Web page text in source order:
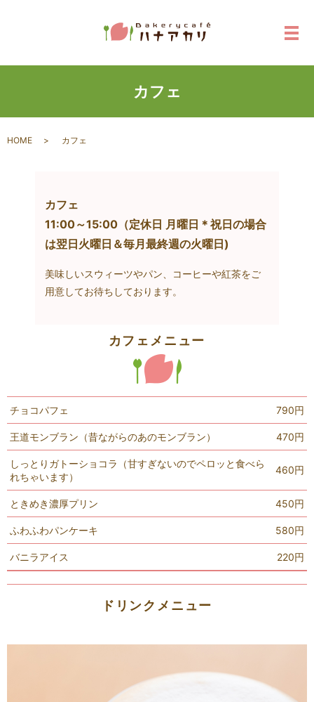
メ
カフェ
HOME カフェ
カフェ
11:00～15:00（定休日 月曜日＊祝日の場合
は翌日火曜日＆毎月最終週の火曜日)
美味しいスウィーツやパン、コーヒーや紅茶をご
用意してお待ちしております。
カフェメニュー
チョコパフェ 790円
王道モンブラン（昔ながらのあのモンブラン） 470円
しっとりガトーショコラ（甘すぎないのでペロッと食べら
れちゃいます）
460円
ときめき濃厚プリン 450円
ふわふわパンケーキ 580円
バニラアイス 220円
ドリンクメニュー